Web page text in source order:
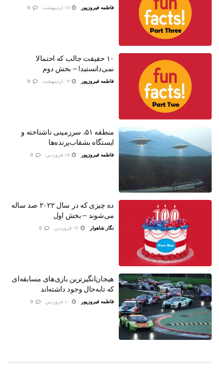
فاطمه فیروزپور
۱۰ حقیقت جالب که احتمالا
نمی‌دانستید! – بخش دوم
فاطمه فیروزپور
منطقه ۵۱، سرزمینی ناشناخته و
ایستگاه بشقاب‌پرنده‌ها
فاطمه فیروزپور
ده چیزی که در سال ۲۰۲۲ صد ساله
می‌شوند – بخش اول
نگار شاهوار
هیجان‌انگیزترین بازی‌های مسابقه‌ای
که تابه‌حال وجود داشته‌اند
فاطمه فیروزپور